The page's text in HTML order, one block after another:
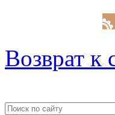
Возврат к